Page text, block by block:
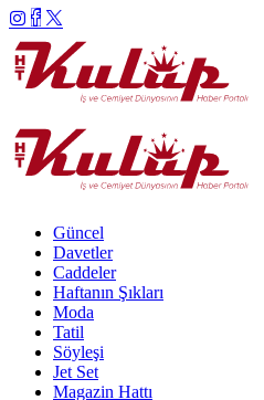
Güncel
Davetler
Caddeler
Haftanın Şıkları
Moda
Tatil
Söyleşi
Jet Set
Magazin Hattı